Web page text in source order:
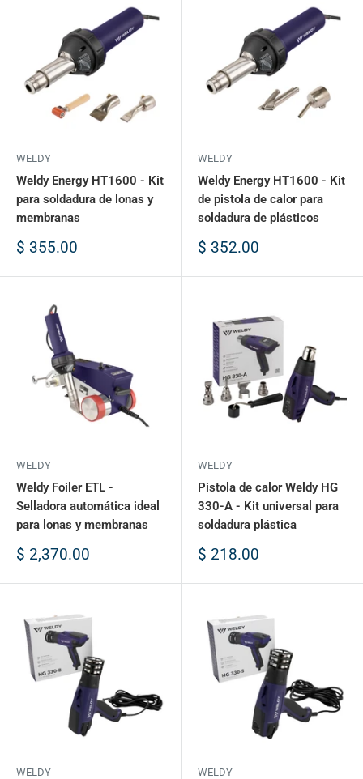
WELDY
Weldy Energy HT1600 - Kit
para soldadura de lonas y
membranas
Precio
venta
$ 355.00
WELDY
Weldy Energy HT1600 - Kit
de pistola de calor para
soldadura de plásticos
Precio
venta
$ 352.00
WELDY
Weldy Foiler ETL -
Selladora automática ideal
para lonas y membranas
Precio
venta
$ 2,370.00
WELDY
Pistola de calor Weldy HG
330-A - Kit universal para
soldadura plástica
Precio
venta
$ 218.00
WELDY WELDY